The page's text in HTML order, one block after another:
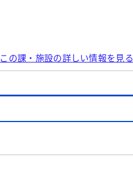
この課・施設の詳しい情報を見る